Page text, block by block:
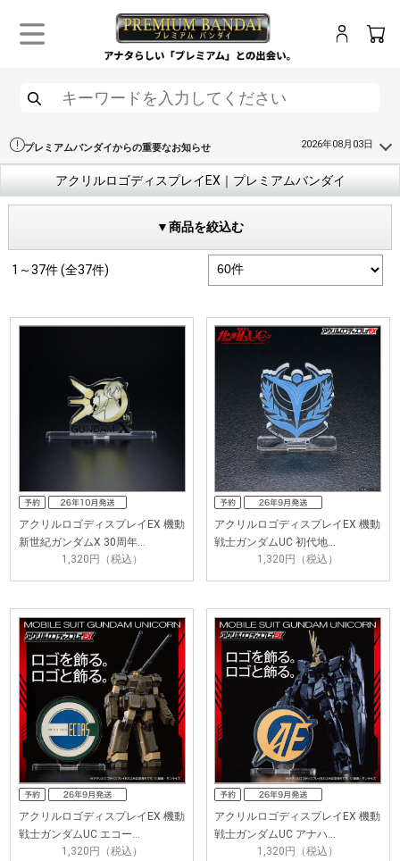
プレミアムバンダイからの重要なお知らせ 2026年08月03日
アクリルロゴディスプレイEX｜プレミアムバンダイ
▼商品を絞込む
1～37件 (全37件)
アクリルロゴディスプレイEX 機動
新世紀ガンダムX 30周年…
1,320円（税込）
アクリルロゴディスプレイEX 機動
戦士ガンダムUC 初代地…
1,320円（税込）
アクリルロゴディスプレイEX 機動
戦士ガンダムUC エコー…
1,320円（税込）
アクリルロゴディスプレイEX 機動
戦士ガンダムUC アナハ…
1,320円（税込）